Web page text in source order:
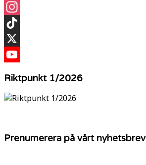
Facebook
Instagram
TikTok
X
Riktpunkt 1/2026
Prenumerera på vårt nyhetsbrev